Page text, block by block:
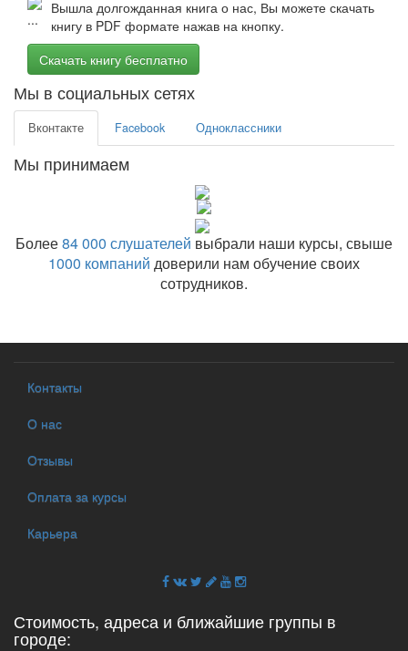
Вышла долгожданная книга о нас, Вы можете скачать
книгу в PDF формате нажав на кнопку.
Скачать книгу бесплатно
Мы в социальных сетях
Вконтакте Facebook Одноклассники
Мы принимаем
Более84 000 слушателей выбрали наши курсы, свыше
1000 компаний доверили нам обучение своих
сотрудников.
Контакты
О нас
Отзывы
Оплата за курсы
Карьера
Стоимость, адреса и ближайшие группы в
городе: